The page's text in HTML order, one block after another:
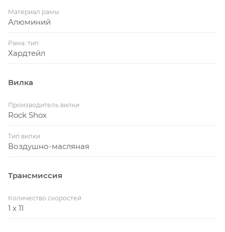
Материал рамы
Алюминий
Рама: тип
Хардтейл
Вилка
Производитель вилки
Rock Shox
Тип вилки
Воздушно-масляная
Трансмиссия
Количество скоростей
1 x 11